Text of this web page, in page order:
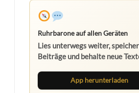
App herunterladen